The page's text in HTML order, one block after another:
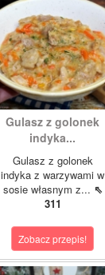
Gulasz z golonek
indyka...
Gulasz z golonek
indyka z warzywami w
sosie własnym z... ⇖
311
Zobacz przepis!